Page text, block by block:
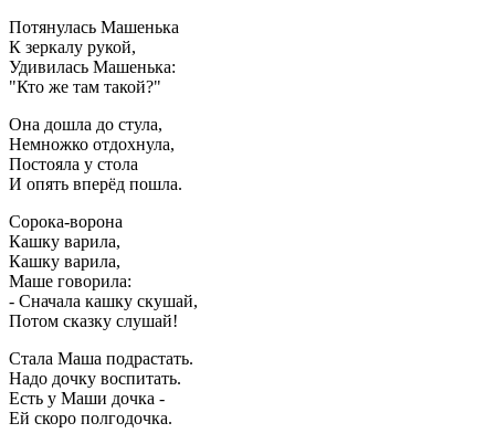
Потянулась Машенька
К зеркалу рукой,
Удивилась Машенька:
"Кто же там такой?"
Она дошла до стула,
Немножко отдохнула,
Постояла у стола
И опять вперёд пошла.
Сорока-ворона
Кашку варила,
Кашку варила,
Маше говорила:
- Сначала кашку скушай,
Потом сказку слушай!
Стала Маша подрастать.
Надо дочку воспитать.
Есть у Маши дочка -
Ей скоро полгодочка.